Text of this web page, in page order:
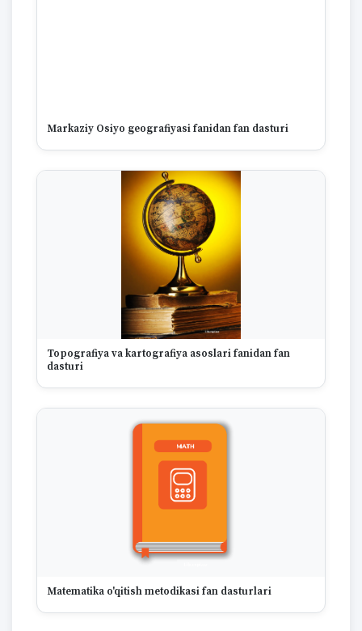
Markaziy Osiyo geografiyasi fanidan fan dasturi
Topografiya va kartografiya asoslari fanidan fan
dasturi
Matematika o'qitish metodikasi fan dasturlari